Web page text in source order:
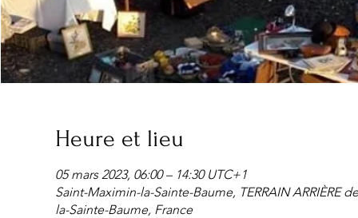
Heure et lieu
05 mars 2023, 06:00 – 14:30 UTC+1
Saint-Maximin-la-Sainte-Baume, TERRAIN ARRIÈRE
la-Sainte-Baume, France